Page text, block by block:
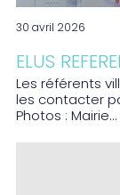
30 avril 2026
ELUS
Les référents
les contacter
Photos : Mairie...